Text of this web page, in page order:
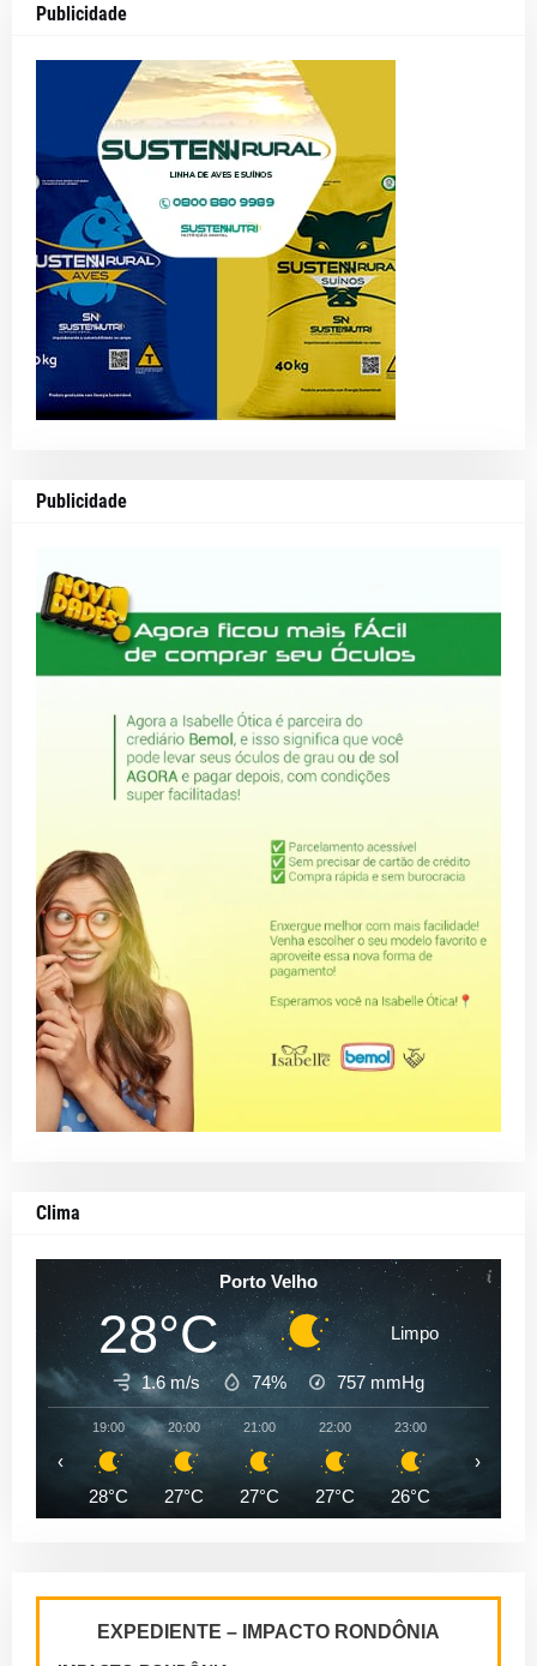
Publicidade
Publicidade
Clima
Porto Velho
28°C Limpo
1.6 m/s 74% 757 mmHg
19:00
28°C
20:00
27°C
21:00
27°C
22:00
27°C
23:00
26°C
‹ ›
EXPEDIENTE – IMPACTO RONDÔNIA